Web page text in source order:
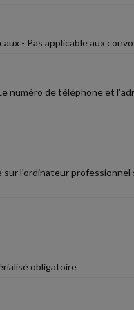
- Pas applicable aux
numéro de téléphone et
sur l'ordinateur
obligatoire